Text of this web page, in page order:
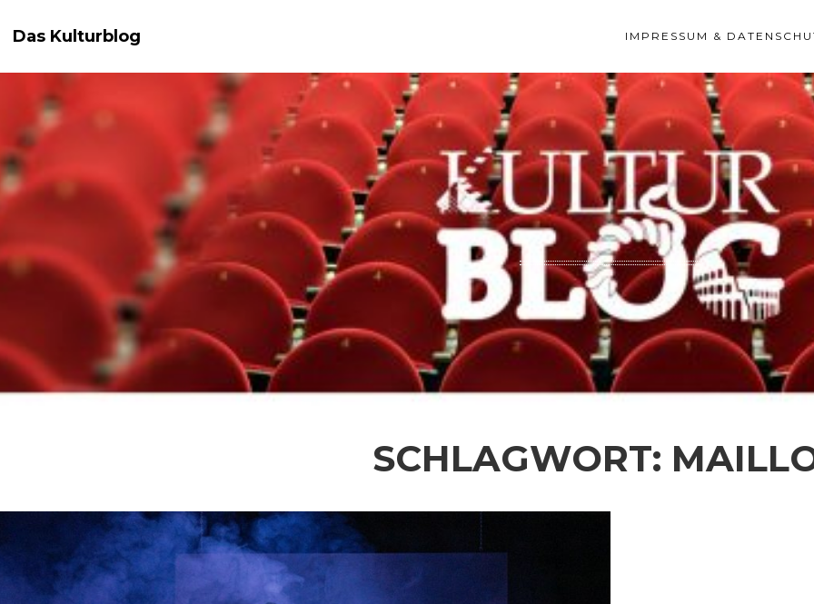
Das Kulturblog IMPRESSUM &
SCHLAGWORT: